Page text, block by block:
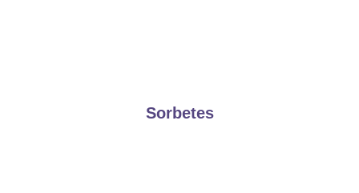
Sorbetes